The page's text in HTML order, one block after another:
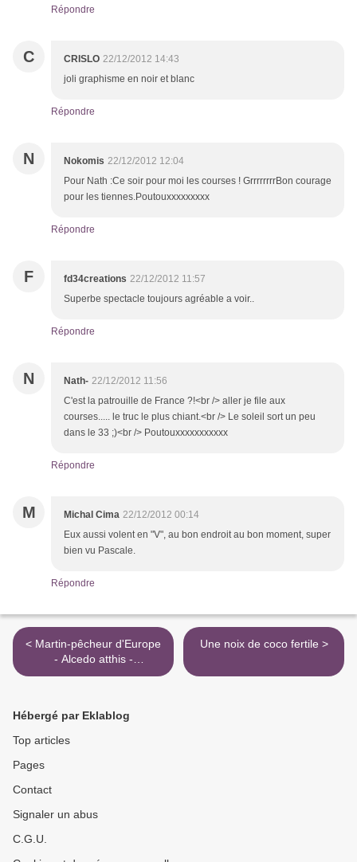
Répondre
C CRISLO 22/12/2012 14:43
joli graphisme en noir et blanc
Répondre
N Nokomis 22/12/2012 12:04
Pour Nath :Ce soir pour moi les courses ! GrrrrrrrrBon courage
pour les tiennes.Poutouxxxxxxxxx
Répondre
F fd34creations 22/12/2012 11:57
Superbe spectacle toujours agréable a voir..
Répondre
N Nath- 22/12/2012 11:56
C'est la patrouille de France ?!<br /> aller je file aux
courses..... le truc le plus chiant.<br /> Le soleil sort un peu
dans le 33 ;)<br /> Poutouxxxxxxxxxxx
Répondre
M Michal Cima 22/12/2012 00:14
Eux aussi volent en "V", au bon endroit au bon moment, super
bien vu Pascale.
Répondre
< Martin-pêcheur d'Europe
- Alcedo atthis -
Coraciiformes
Une noix de coco fertile >
Hébergé par Eklablog
Top articles
Pages
Contact
Signaler un abus
C.G.U.